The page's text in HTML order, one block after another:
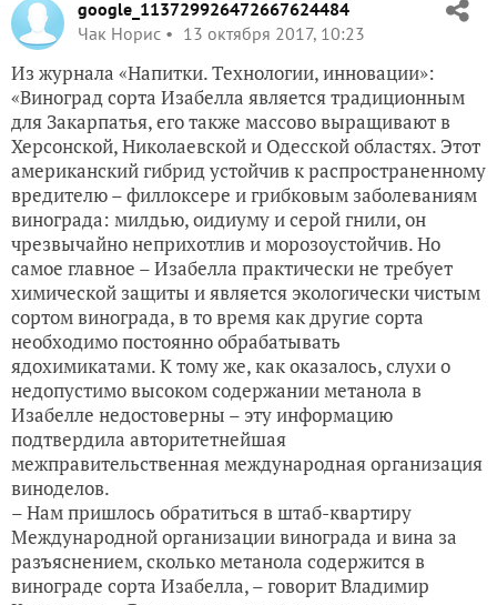
google_113729926472667624484
Чак Норис
13 октября 2017, 10:23
Из журнала «Напитки. Технологии, инновации»:
«Виноград сорта Изабелла является традиционным
для Закарпатья, его также массово выращивают в
Херсонской, Николаевской и Одесской областях. Этот
американский гибрид устойчив к распространенному
вредителю – филлоксере и грибковым заболеваниям
винограда: милдью, оидиуму и серой гнили, он
чрезвычайно неприхотлив и морозоустойчив. Но
самое главное – Изабелла практически не требует
химической защиты и является экологически чистым
сортом винограда, в то время как другие сорта
необходимо постоянно обрабатывать
ядохимикатами. К тому же, как оказалось, слухи о
недопустимо высоком содержании метанола в
Изабелле недостоверны – эту информацию
подтвердила авторитетнейшая
межправительственная международная организация
виноделов.
– Нам пришлось обратиться в штаб-квартиру
Международной организации винограда и вина за
разъяснением, сколько метанола содержится в
винограде сорта Изабелла, – говорит Владимир